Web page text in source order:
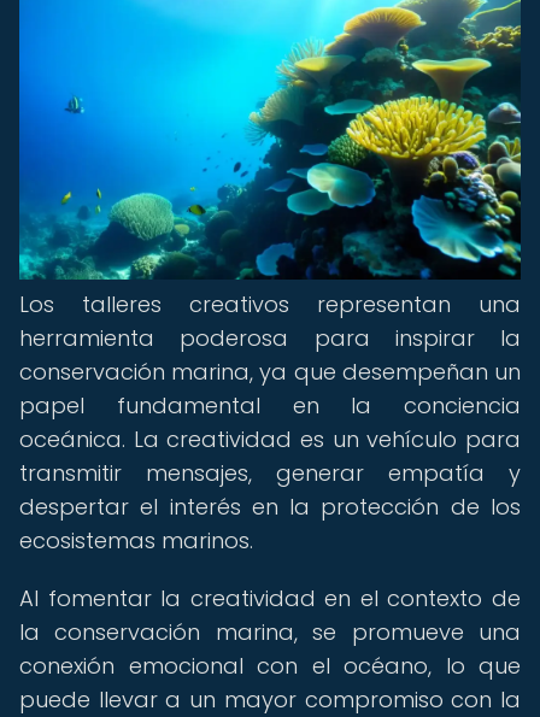
Los talleres creativos representan una
herramienta poderosa para inspirar la
conservación marina, ya que desempeñan un
papel fundamental en la conciencia
oceánica. La creatividad es un vehículo para
transmitir mensajes, generar empatía y
despertar el interés en la protección de los
ecosistemas marinos.
Al fomentar la creatividad en el contexto de
la conservación marina, se promueve una
conexión emocional con el océano, lo que
puede llevar a un mayor compromiso con la